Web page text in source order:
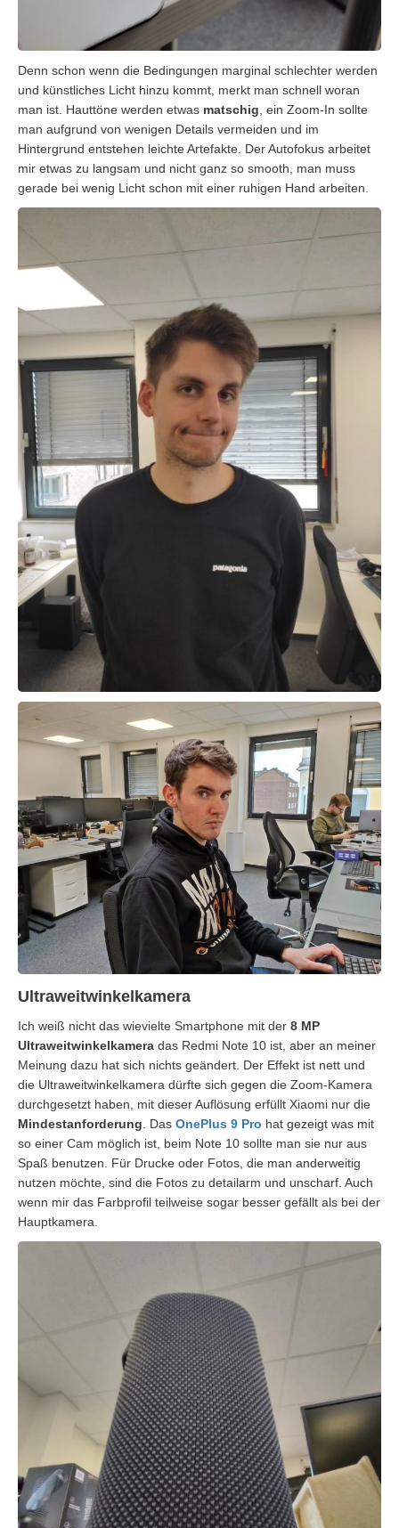
Denn schon wenn die Bedingungen marginal schlechter werden
und künstliches Licht hinzu kommt, merkt man schnell woran
man ist. Hauttöne werden etwas matschig , ein Zoom-In sollte
man aufgrund von wenigen Details vermeiden und im
Hintergrund entstehen leichte Artefakte. Der Autofokus arbeitet
mir etwas zu langsam und nicht ganz so smooth, man muss
gerade bei wenig Licht schon mit einer ruhigen Hand arbeiten.
Ultraweitwinkelkamera
Ich weiß nicht das wievielte Smartphone mit der 8 MP
Ultraweitwinkelkamera das Redmi Note 10 ist, aber an meiner
Meinung dazu hat sich nichts geändert. Der Effekt ist nett und
die Ultraweitwinkelkamera dürfte sich gegen die Zoom-Kamera
durchgesetzt haben, mit dieser Auflösung erfüllt Xiaomi nur die
Mindestanforderung. Das OnePlus 9 Pro hat gezeigt was mit
so einer Cam möglich ist, beim Note 10 sollte man sie nur aus
Spaß benutzen. Für Drucke oder Fotos, die man anderweitig
nutzen möchte, sind die Fotos zu detailarm und unscharf. Auch
wenn mir das Farbprofil teilweise sogar besser gefällt als bei der
Hauptkamera.